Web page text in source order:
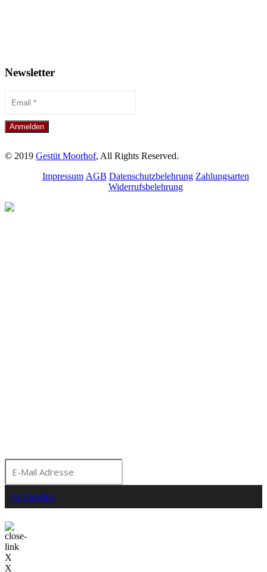
Newsletter
© 2019 Gestüt Moorhof, All Rights Reserved.
Impressum AGB Datenschutzbelehrung Zahlungsarten
Widerrufsbelehrung
Anmelden
X
X